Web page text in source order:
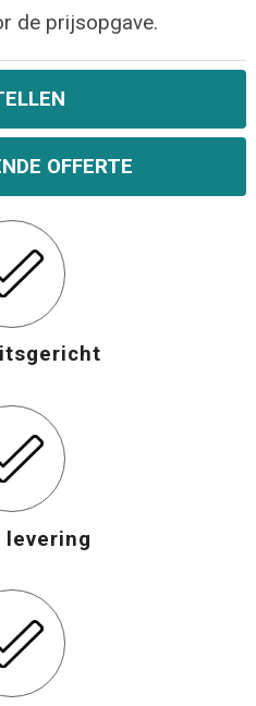
de prijsopgave.
OFFERTE
levering